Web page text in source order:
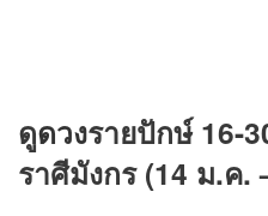
ดูดวงรายปักษ์ 16-
ราศีมังกร (14 ม.ค.